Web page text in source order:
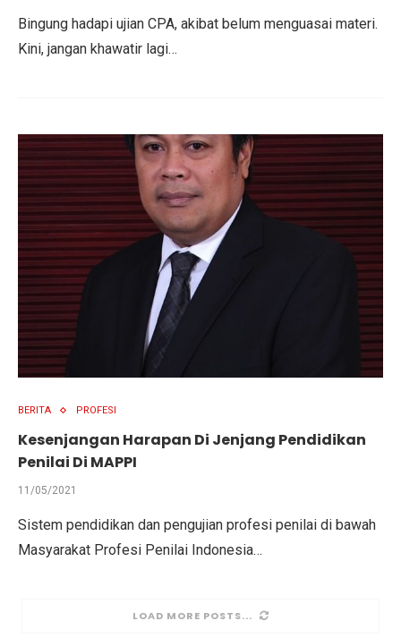
Bingung hadapi ujian CPA, akibat belum menguasai materi.
Kini, jangan khawatir lagi…
BERITA PROFESI
Kesenjangan Harapan Di Jenjang Pendidikan
Penilai Di MAPPI
11/05/2021
Sistem pendidikan dan pengujian profesi penilai di bawah
Masyarakat Profesi Penilai Indonesia…
LOAD MORE POSTS